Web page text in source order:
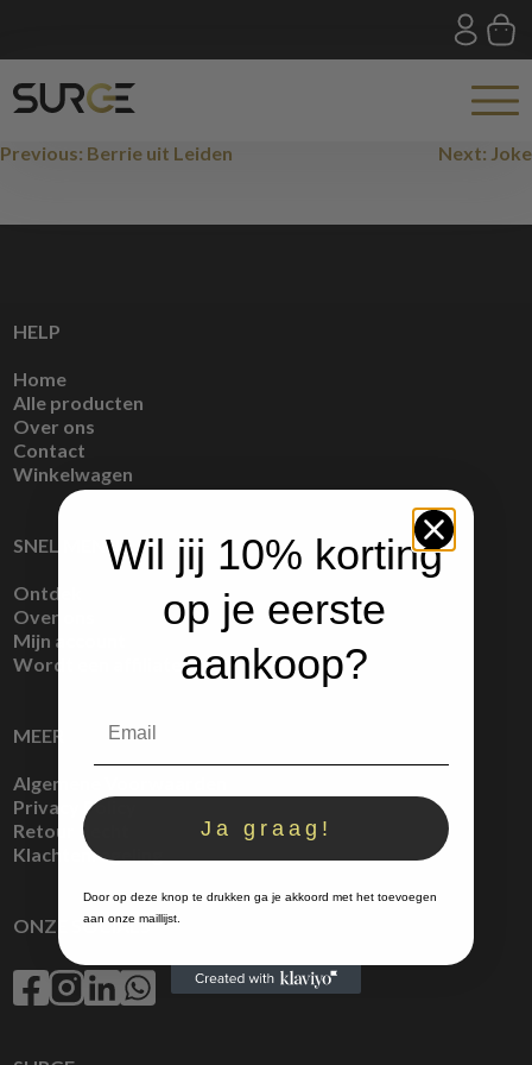
content
Bericht
Previous: Berrie uit Leiden Next: Joke
HELP
Home
Alle producten
Over ons
Contact
Winkelwagen
SNEL MENU
Ontdek
Over ons
Mijn account
Wordt een affiliate
MEER
Algemene Voorwaarden
Privacy Policy
Retour Recht
Klachtenregeling
ONZE SOCIALS
Wil jij 10% korting
op je eerste
aankoop?
Ja graag!
Door op deze knop te drukken ga je akkoord met het toevoegen
aan onze maillijst.